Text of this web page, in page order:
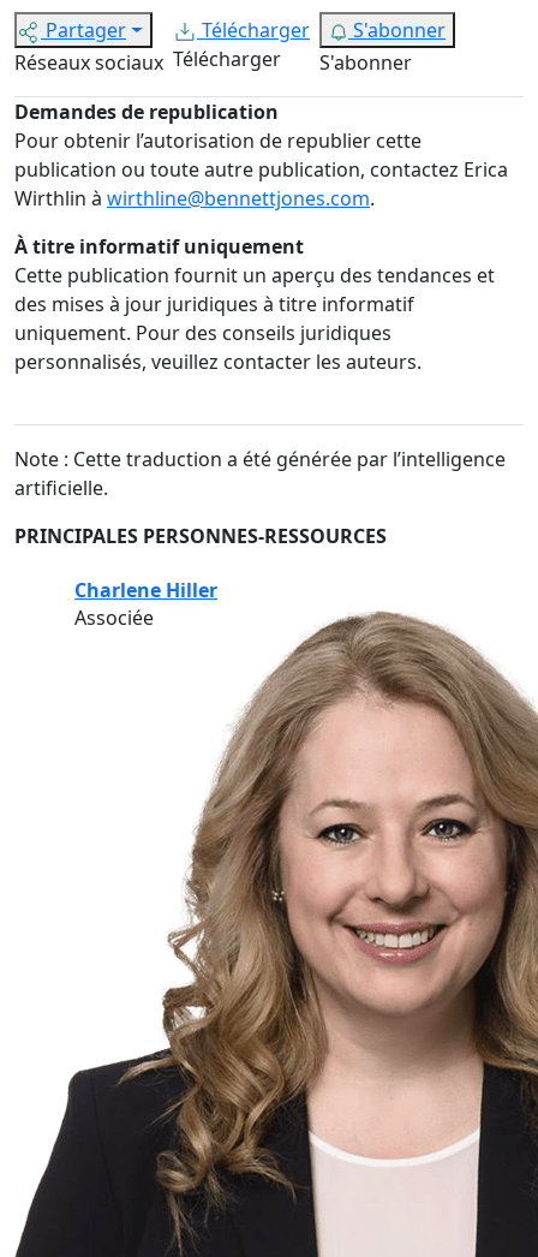
Partager
Réseaux sociaux
Télécharger
Télécharger
S'abonner
S'abonner
Demandes de republication
Pour obtenir l’autorisation de republier cette
publication ou toute autre publication, contactez Erica
Wirthlin à wirthline@bennettjones.com.
À titre informatif uniquement
Cette publication fournit un aperçu des tendances et
des mises à jour juridiques à titre informatif
uniquement. Pour des conseils juridiques
personnalisés, veuillez contacter les auteurs.
Note : Cette traduction a été générée par l’intelligence
artificielle.
PRINCIPALES PERSONNES-RESSOURCES
Charlene Hiller
Associée